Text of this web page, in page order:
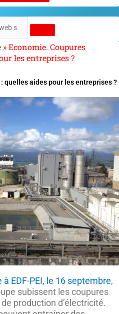
»Economie. Coupures
les entreprises ?
quelles aides pour les entreprises ?
à EDF-PEI, le 16 septembre,
subissent les coupures
production d’électricité.